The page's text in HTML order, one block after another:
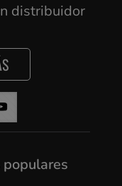
distribuidor